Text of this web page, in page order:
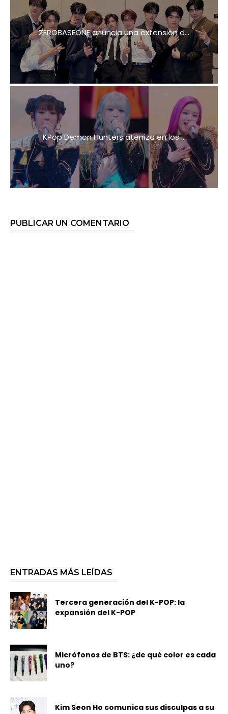
ZEROBASEONE anuncia una extensión d...
KPop Demon Hunters aterriza en los ...
PUBLICAR UN COMENTARIO
ENTRADAS MÁS LEÍDAS
Tercera generación del K-POP: la
expansión del K-POP
Micrófonos de BTS: ¿de qué color es cada
uno?
Kim Seon Ho comunica sus disculpas a su